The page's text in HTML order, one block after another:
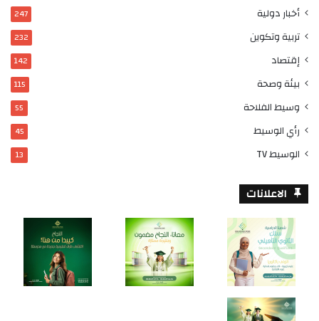
أخبار دولية 247
تربية وتكوين 232
إقتصاد 142
بيئة وصحة 115
وسيط الفلاحة 55
رأي الوسيط 45
الوسيط TV 13
الاعلانات